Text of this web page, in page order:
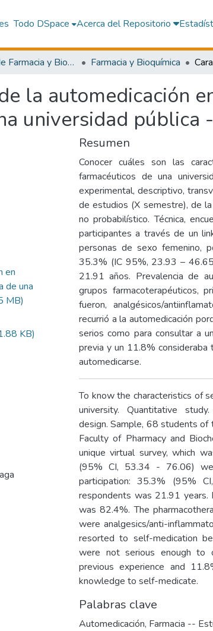
Todo DSpace Acerca del Repositorio
Facultad de Farmacia y Bioquímica Farmacia y Bioquímica
la automedicación
universidad pública
en
de una
MB)
KB)
Resumen
Conocer cuáles son las
farmacéuticos de una
experimental, descriptivo,
de estudios (X semestre), de
no probabilístico. Técnica,
participantes a través de un
personas de sexo femenino,
35.3% (IC 95%, 23.93 –
21.91 años. Prevalencia de
grupos farmacoterapéuticos,
fueron, analgésicos/
recurrió a la automedicación
serios como para consultar a
previa y un 11.8% consideraba
automedicarse.
To know the characteristics of
university. Quantitative
design. Sample, 68 students
Faculty of Pharmacy and
unique virtual survey, which
(95% CI, 53.34 - 76.06)
participation: 35.3% (95%
respondents was 21.91
was 82.4%. The
were analgesics/anti-
resorted to self-medication
were not serious enough to
previous experience and
knowledge to self-medicate.
Palabras clave
Automedicación, Farmacia --